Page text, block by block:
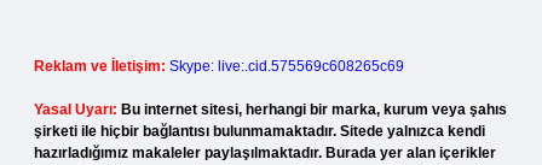
Reklam ve İletişim: Skype: live:.cid.575569c608265c69
Yasal Uyarı: Bu internet sitesi, herhangi bir marka, kurum veya şahıs
şirketi ile hiçbir bağlantısı bulunmamaktadır. Sitede yalnızca kendi
hazırladığımız makaleler paylaşılmaktadır. Burada yer alan içerikler